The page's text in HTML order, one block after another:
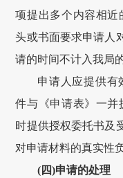
项提出多个内容相近
头或书面要求申请人
请的时间不计入我局
申请人应提供有
件与《申请表》一并
时提供授权委托书及
对申请材料的真实性
(四)申请的处理